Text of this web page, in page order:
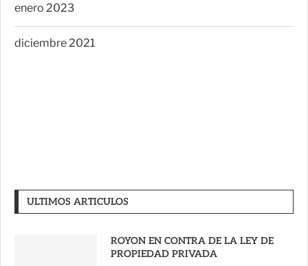
enero 2023
diciembre 2021
ULTIMOS ARTICULOS
ROYON EN CONTRA DE LA LEY DE
PROPIEDAD PRIVADA